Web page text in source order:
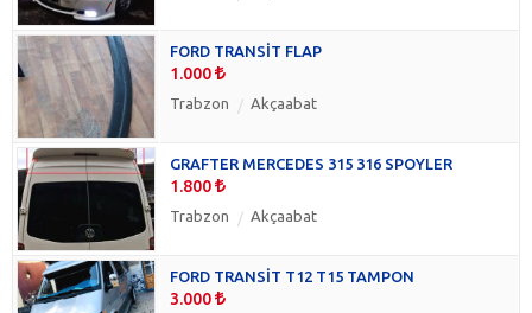
FORD TRANSİT FLAP
1.000
Trabzon Akçaabat
GRAFTER MERCEDES 315 316 SPOYLER
1.800
Trabzon Akçaabat
FORD TRANSİT T12 T15 TAMPON
3.000